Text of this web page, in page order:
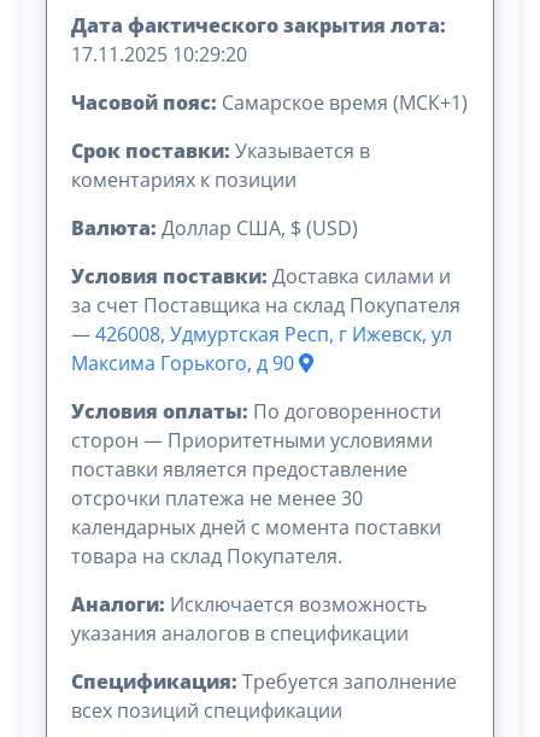
Дата фактического закрытия лота:
17.11.2025 10:29:20
Часовой пояс: Самарское время (МСК+1)
Срок поставки: Указывается в
коментариях к позиции
Валюта: Доллар США, $ (USD)
Условия поставки: Доставка силами и
за счет Поставщика на склад Покупателя
—426008, Удмуртская Респ, г Ижевск, ул
Максима Горького, д 90
Условия оплаты: По договоренности
сторон — Приоритетными условиями
поставки является предоставление
отсрочки платежа не менее 30
календарных дней с момента поставки
товара на склад Покупателя.
Аналоги: Исключается возможность
указания аналогов в спецификации
Спецификация: Требуется заполнение
всех позиций спецификации